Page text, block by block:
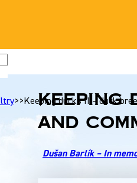
>> Keeping ducks II – duck
Keeping
and
Dušan Barlík – In